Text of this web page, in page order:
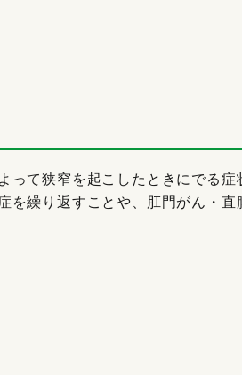
って狭窄を起こしたときにでる症
を繰り返すことや、肛門がん・